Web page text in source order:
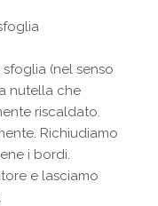
(nel senso
nutella che
riscaldato.
Richiudiamo
i bordi.
e lasciamo
.